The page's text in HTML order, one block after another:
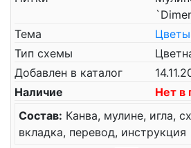
Тема
Цветы
Тип схемы
Добавлен в каталог
Наличие
Нет в
Состав: Канва, мулине, игла,
вкладка, перевод, инструкция